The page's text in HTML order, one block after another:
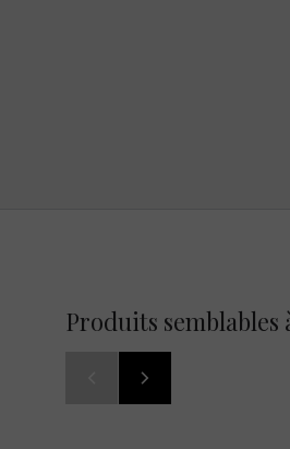
Produits semblables